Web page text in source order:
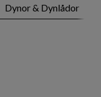
Dynor & Dynlådor